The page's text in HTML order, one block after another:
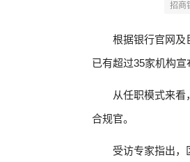
招商
根据银行官网及
已有超过35家机构宣
从任职模式来
合规官。
受访专家指出，